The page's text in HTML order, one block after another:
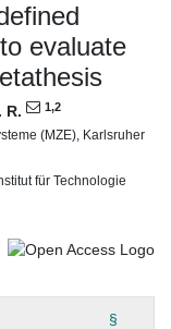
evaluate
R. 1,2
(MZE), Karlsruher
für Technologie
§